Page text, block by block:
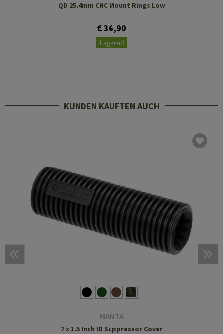
QD 25.4mm CNC Mount Rings Low
€ 36,90
Lagernd
KUNDEN KAUFTEN AUCH
MANTA
7 x 1.5 Inch ID Suppressor Cover